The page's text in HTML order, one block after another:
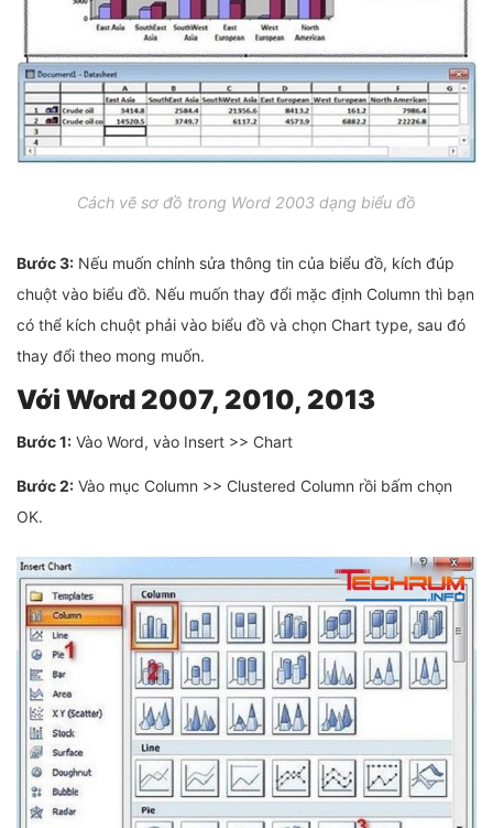
Cách vẽ sơ đồ trong Word 2003 dạng biểu đồ
Bước 3: Nếu muốn chỉnh sửa thông tin của biểu đồ, kích đúp
chuột vào biểu đồ. Nếu muốn thay đổi mặc định Column thì bạn
có thể kích chuột phải vào biểu đồ và chọn Chart type, sau đó
thay đổi theo mong muốn.
Với Word 2007, 2010, 2013
Bước 1: Vào Word, vào Insert >> Chart
Bước 2: Vào mục Column >> Clustered Column rồi bấm chọn
OK.